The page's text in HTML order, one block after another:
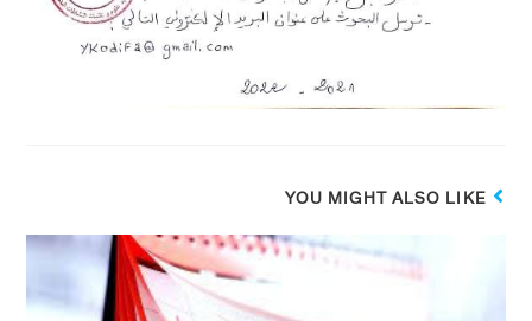
YOU MIGHT ALSO LIKE